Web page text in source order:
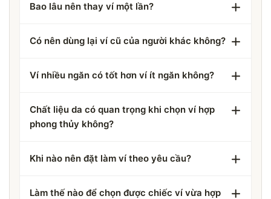
Bao lâu nên thay ví một lần?
Có nên dùng lại ví cũ của người khác không?
Ví nhiều ngăn có tốt hơn ví ít ngăn không?
Chất liệu da có quan trọng khi chọn ví hợp
phong thủy không?
Khi nào nên đặt làm ví theo yêu cầu?
Làm thế nào để chọn được chiếc ví vừa hợp